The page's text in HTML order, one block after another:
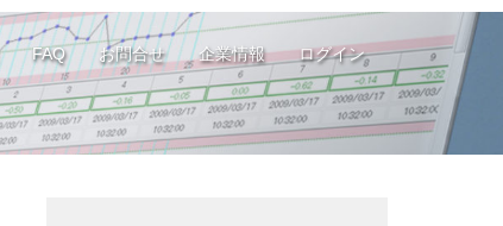
FAQ お問合せ 企業情報 ログイン